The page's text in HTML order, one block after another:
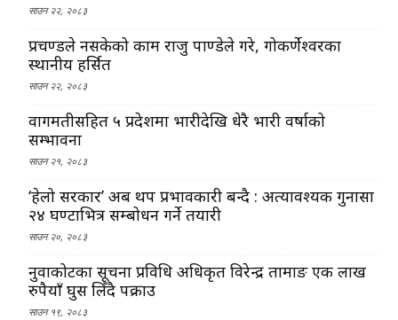
साउन २२, २०८३
प्रचण्डले नसकेको काम राजु पाण्डेले गरे, गोकर्णेश्वरका
स्थानीय हर्सित
साउन २२, २०८३
वागमतीसहित ५ प्रदेशमा भारीदेखि धेरै भारी वर्षाको
सम्भावना
साउन २१, २०८३
‘हेलो सरकार’ अब थप प्रभावकारी बन्दै : अत्यावश्यक गुनासा
२४ घण्टाभित्र सम्बोधन गर्ने तयारी
साउन २०, २०८३
नुवाकोटका सूचना प्रविधि अधिकृत विरेन्द्र तामाङ एक लाख
रुपैयाँ घुस लिँदै पक्राउ
साउन १९, २०८३